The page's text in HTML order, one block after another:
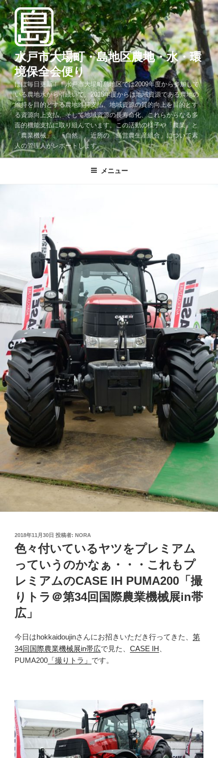
コ
ン
テ
ン
ツ
へ
ス
キ
ッ
プ
水戸市大場町・島地区農地・水・環
境保全会便り
ほぼ毎日更新！！水戸市大場町島地区では2009年度から参加して
いる農地水から引続いて、2015年度からは地域資源である農地の
維持を目的とする農地維持支払、地域資源の質的向上を目的とす
る資源向上支払、そして地域資源の長寿命化、これらからなる多
面的機能支払に取り組んでいます。この活動の様子や「農業」と
「農業機械」、「自然」、近所の「島営農生産組合」について素
人の管理人がレポートします。
メニュー
投
稿
日:
2018年11月30日 投稿者: NORA
色々付いているヤツをプレミアム
っていうのかなぁ・・・これもプ
レミアムのCASE IH PUMA200「撮
りトラ＠第34回国際農業機械展in帯
広」
今日はhokkaidoujinさんにお招きいただき行ってきた、 第
34回国際農業機械展in帯広で見た、 CASE IH
PUMA200 「撮りトラ」 です。